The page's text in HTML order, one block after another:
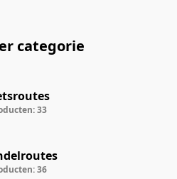
categorie
33
36